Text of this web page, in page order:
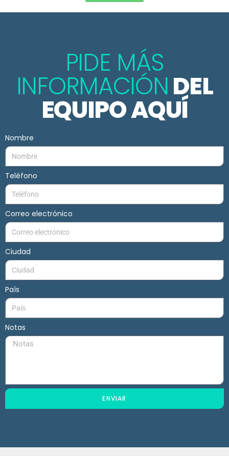
PIDE MÁS
INFORMACIÓNDEL
EQUIPO AQUÍ
Nombre
Teléfono
Correo electrónico
Ciudad
País
Notas
ENVIAR